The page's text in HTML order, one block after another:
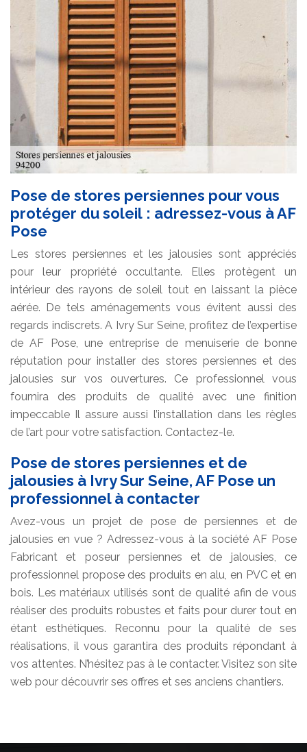
Pose de stores persiennes pour vous
protéger du soleil : adressez-vous à AF
Pose
Les stores persiennes et les jalousies sont appréciés
pour leur propriété occultante. Elles protègent un
intérieur des rayons de soleil tout en laissant la pièce
aérée. De tels aménagements vous évitent aussi des
regards indiscrets. A Ivry Sur Seine, profitez de l’expertise
de AF Pose, une entreprise de menuiserie de bonne
réputation pour installer des stores persiennes et des
jalousies sur vos ouvertures. Ce professionnel vous
fournira des produits de qualité avec une finition
impeccable Il assure aussi l’installation dans les règles
de l’art pour votre satisfaction. Contactez-le.
Pose de stores persiennes et de
jalousies à Ivry Sur Seine, AF Pose un
professionnel à contacter
Avez-vous un projet de pose de persiennes et de
jalousies en vue ? Adressez-vous à la société AF Pose
Fabricant et poseur persiennes et de jalousies, ce
professionnel propose des produits en alu, en PVC et en
bois. Les matériaux utilisés sont de qualité afin de vous
réaliser des produits robustes et faits pour durer tout en
étant esthétiques. Reconnu pour la qualité de ses
réalisations, il vous garantira des produits répondant à
vos attentes. N’hésitez pas à le contacter. Visitez son site
web pour découvrir ses offres et ses anciens chantiers.